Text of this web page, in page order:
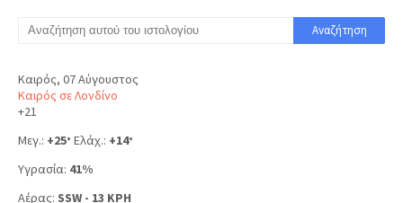
Καιρός, 07 Αύγουστος
Καιρός σε Λονδίνο
+21
Μεγ.: +25° Ελάχ.: +14°
Υγρασία: 41%
Αέρας: SSW - 13 KPH